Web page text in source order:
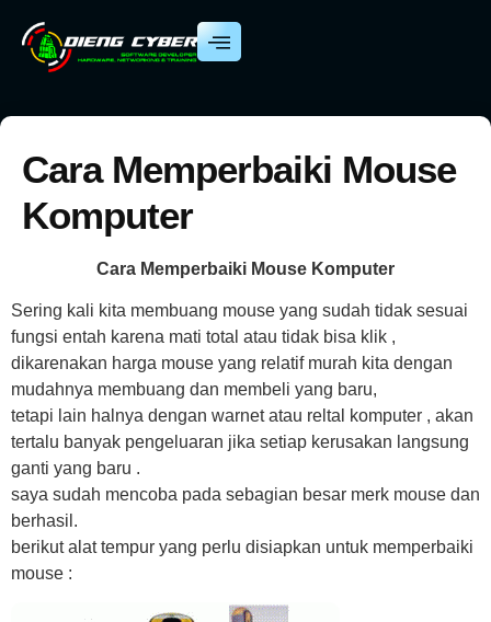
Cara Memperbaiki Mouse
Komputer
Cara Memperbaiki Mouse Komputer
Sering kali kita membuang mouse yang sudah tidak sesuai
fungsi entah karena mati total atau tidak bisa klik ,
dikarenakan harga mouse yang relatif murah kita dengan
mudahnya membuang dan membeli yang baru,
tetapi lain halnya dengan warnet atau reltal komputer , akan
tertalu banyak pengeluaran jika setiap kerusakan langsung
ganti yang baru .
saya sudah mencoba pada sebagian besar merk mouse dan
berhasil.
berikut alat tempur yang perlu disiapkan untuk memperbaiki
mouse :